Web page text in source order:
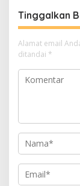
Tinggalkan
Alamat email
ditandai *